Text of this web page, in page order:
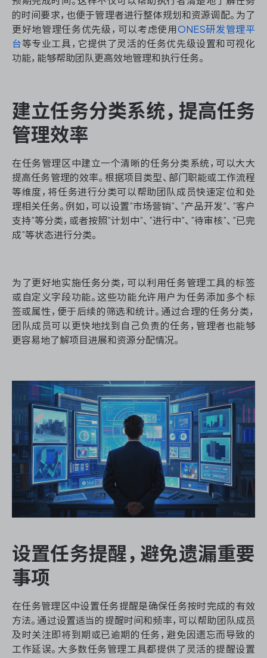
的时间要求，也便于管理者进行整体规划和资源调配。为了
更好地管理任务优先级，可以考虑使用 ONES研发管理平
台等专业工具，它提供了灵活的任务优先级设置和可视化
功能，能够帮助团队更高效地管理和执行任务。
建立任务分类系统，提高任务
管理效率
在任务管理区中建立一个清晰的任务分类系统，可以大大
提高任务管理的效率。根据项目类型、部门职能或工作流程
等维度，将任务进行分类可以帮助团队成员快速定位和处
理相关任务。例如，可以设置”市场营销”、”产品开发”、”客户
支持”等分类，或者按照”计划中”、”进行中”、”待审核”、”已完
成”等状态进行分类。
为了更好地实施任务分类，可以利用任务管理工具的标签
或自定义字段功能。这些功能允许用户为任务添加多个标
签或属性，便于后续的筛选和统计。通过合理的任务分类，
团队成员可以更快地找到自己负责的任务，管理者也能够
更容易地了解项目进展和资源分配情况。
设置任务提醒，避免遗漏重要
事项
在任务管理区中设置任务提醒是确保任务按时完成的有效
方法。通过设置适当的提醒时间和频率，可以帮助团队成员
及时关注即将到期或已逾期的任务，避免因遗忘而导致的
工作延误。大多数任务管理工具都提供了灵活的提醒设置